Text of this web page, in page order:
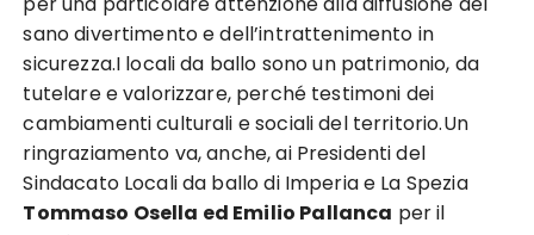
sano divertimento e dell’intrattenimento in
sicurezza.I locali da ballo sono un patrimonio, da
tutelare e valorizzare, perché testimoni dei
cambiamenti culturali e sociali del territorio.Un
ringraziamento va, anche, ai Presidenti del
Sindacato Locali da ballo di Imperia e La Spezia
Tommaso Osella ed Emilio Pallanca per il